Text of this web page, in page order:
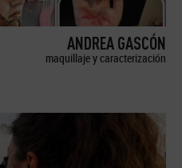
ANDREA GASCÓN
maquillaje y caracterización